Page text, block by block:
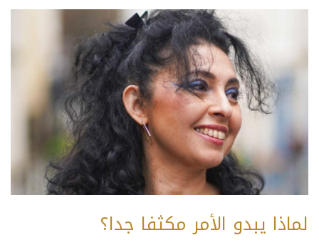
لماذا يبدو الأمر مكثفا جدا؟